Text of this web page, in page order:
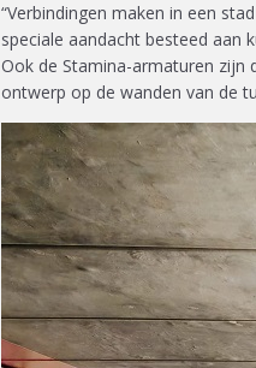
“Verbindingen maken in een
speciale aandacht besteed aan
Ook de Stamina-armaturen zijn
ontwerp op de wanden van de